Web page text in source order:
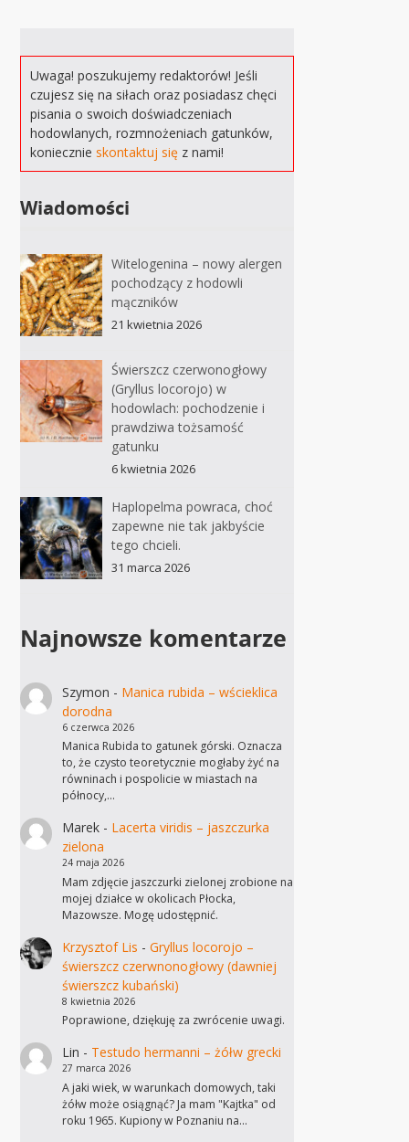
Uwaga! poszukujemy redaktorów! Jeśli
czujesz się na siłach oraz posiadasz chęci
pisania o swoich doświadczeniach
hodowlanych, rozmnożeniach gatunków,
koniecznieskontaktuj się z nami!
Wiadomości
Witelogenina – nowy alergen
pochodzący z hodowli
mączników
21 kwietnia 2026
Świerszcz czerwonogłowy
(Gryllus locorojo) w
hodowlach: pochodzenie i
prawdziwa tożsamość
gatunku
6 kwietnia 2026
Haplopelma powraca, choć
zapewne nie tak jakbyście
tego chcieli.
31 marca 2026
Najnowsze komentarze
Szymon - Manica rubida – wścieklica
dorodna
6 czerwca 2026
Manica Rubida to gatunek górski. Oznacza
to, że czysto teoretycznie mogłaby żyć na
równinach i pospolicie w miastach na
północy,…
Marek- Lacerta viridis – jaszczurka
zielona
24 maja 2026
Mam zdjęcie jaszczurki zielonej zrobione na
mojej działce w okolicach Płocka,
Mazowsze. Mogę udostępnić.
Krzysztof Lis - Gryllus locorojo –
świerszcz czerwnonogłowy (dawniej
świerszcz kubański)
8 kwietnia 2026
Poprawione, dziękuję za zwrócenie uwagi.
Lin - Testudo hermanni – żółw grecki
27 marca 2026
A jaki wiek, w warunkach domowych, taki
żółw może osiągnąć? Ja mam "Kajtka" od
roku 1965. Kupiony w Poznaniu na…